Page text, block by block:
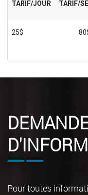
TARIF/JOUR TARIF/
25$
Pour toutes